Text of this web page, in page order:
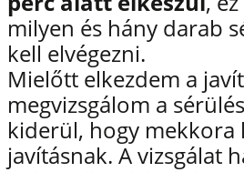
milyen és hány darab
kell elvégezni.
Mielőtt elkezdem a
megvizsgálom a
kiderül, hogy mekkora
javításnak. A vizsgálat